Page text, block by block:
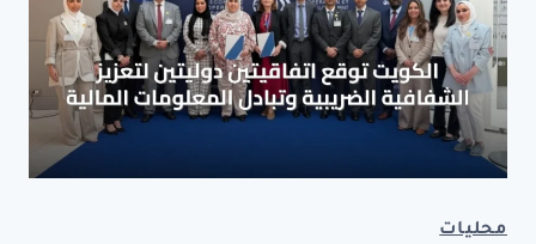
محليات